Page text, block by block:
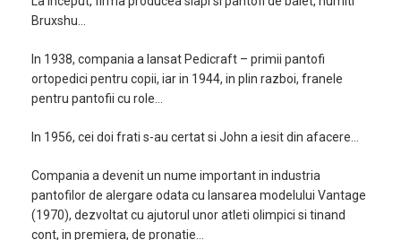
Bruxshu…
In 1938, compania a lansat Pedicraft – primii pantofi
ortopedici pentru copii, iar in 1944, in plin razboi, franele
pentru pantofii cu role…
In 1956, cei doi frati s-au certat si John a iesit din afacere…
Compania a devenit un nume important in industria
pantofilor de alergare odata cu lansarea modelului Vantage
(1970), dezvoltat cu ajutorul unor atleti olimpici si tinand
cont, in premiera, de pronatie…